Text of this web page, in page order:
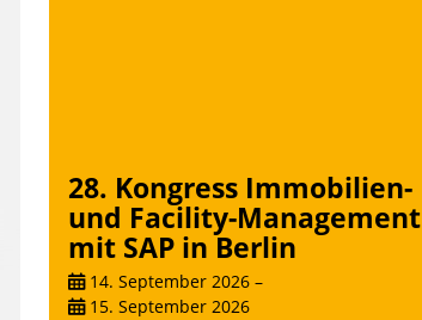
28. Kongress Immobilien-
und Facility-Management
mit SAP in Berlin
14. September 2026 –
15. September 2026